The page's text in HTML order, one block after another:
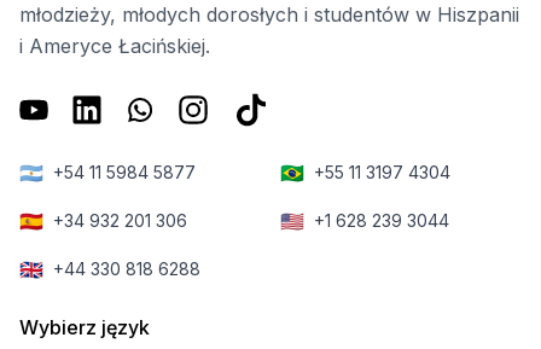
młodzieży, młodych dorosłych i studentów w Hiszpanii
i Ameryce Łacińskiej.
🇦🇷 +54 11 5984 5877 🇧🇷 +55 11 3197 4304
🇪🇸 +34 932 201 306 🇺🇸 +1 628 239 3044
🇬🇧 +44 330 818 6288
Wybierz język